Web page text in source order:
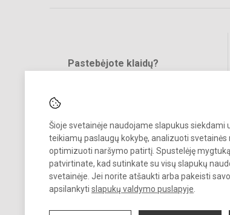
Šioje svetainėje naudojame slapukus siekdami
teikiamų paslaugų kokybę, analizuoti svetainės
optimizuoti naršymo patirtį. Spustelėję mygtuką
patvirtinate, kad sutinkate su visų slapukų
svetainėje. Jei norite atšaukti arba pakeisti
apsilankyti slapukų valdymo puslapyje
Pastebėjote klaidų?
© 2021. Klaipėdos Baltijos gimnazija. Visos teisės
Kopijuoti turinį be raštiško gimnazijos sutikimo griežtai